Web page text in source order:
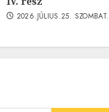
2026.JÚLIUS.25. SZOMBAT.